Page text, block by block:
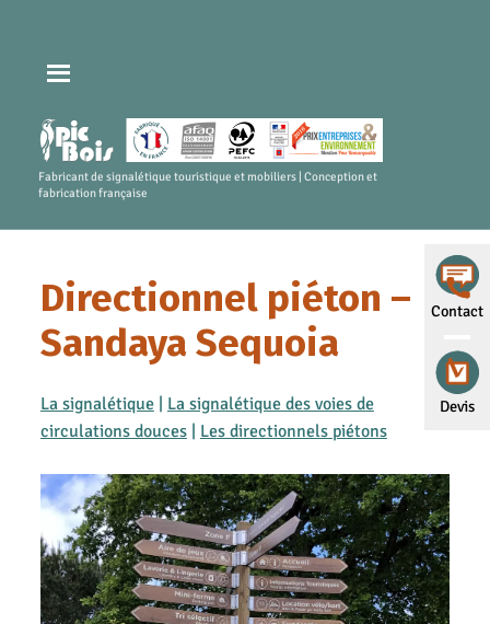
Contact
Devis
Fabricant de signalétique touristique et mobiliers | Conception et
fabrication française
Directionnel piéton –
Sandaya Sequoia
La signalétique| La signalétique des voies de
circulations douces| Les directionnels piétons